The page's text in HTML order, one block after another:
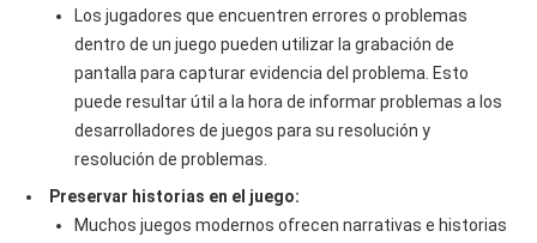
Los jugadores que encuentren errores o problemas
dentro de un juego pueden utilizar la grabación de
pantalla para capturar evidencia del problema. Esto
puede resultar útil a la hora de informar problemas a los
desarrolladores de juegos para su resolución y
resolución de problemas.
Preservar historias en el juego:
Muchos juegos modernos ofrecen narrativas e historias